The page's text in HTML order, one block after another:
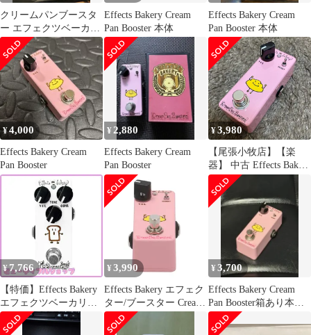
クリームパンブースタ
ー エフェクツベーカリ
ー
Effects Bakery Cream
Pan Booster 本体
Effects Bakery Cream
Pan Booster 本体
¥4,000
Effects Bakery Cream
Pan Booster
¥2,880
Effects Bakery Cream
Pan Booster
¥3,980
【尾張小牧店】【楽
器】 中古 Effects Bakery
| エフェクツベーカリー
エフェクター Cream
Pan Booster 【472】
¥7,766
【特価】Effects Bakery
エフェクツベーカリー
Plain Bread Compressor
[EB-PBCn] / コンプレッ
¥ 3,990
Effects Bakery エフェク
ター/ブースター Cream
Pan Booster ABランク
63
¥3,700
Effects Bakery Cream
Pan Booster箱あり本日
発送